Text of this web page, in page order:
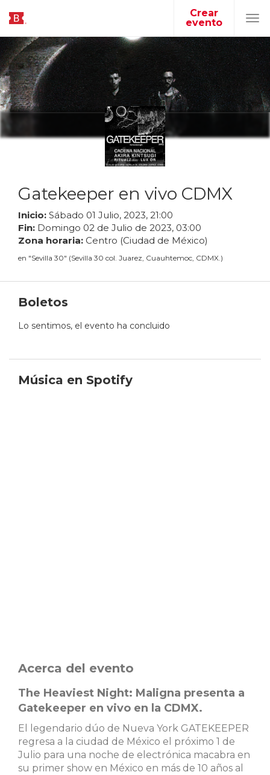
Crear
evento
Gatekeeper en vivo CDMX
Inicio: Sábado 01 Julio, 2023, 21:00
Fin: Domingo 02 de Julio de 2023, 03:00
Zona horaria: Centro (Ciudad de México)
en "Sevilla 30" (Sevilla 30 col. Juarez, Cuauhtemoc, CDMX.)
Boletos
Lo sentimos, el evento ha concluido
Música en Spotify
Acerca del evento
The Heaviest Night: Maligna presenta a
Gatekeeper en vivo en la CDMX.
El legendario dúo de Nueva York GATEKEEPER
regresa a la ciudad de México el próximo 1 de
Julio para una noche de electrónica macabra en
su primer show en México en más de 10 años al